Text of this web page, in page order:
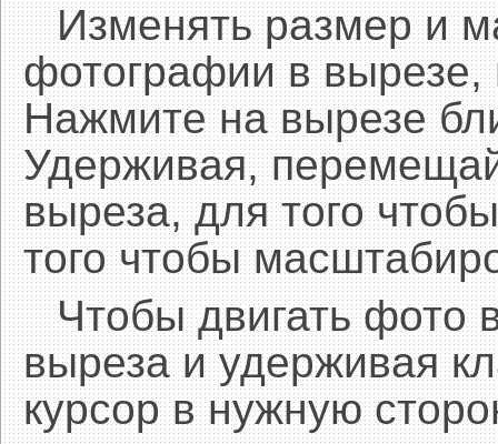
Изменять размер и
фотографии в
Нажмите на вырезе
Удерживая,
выреза, для того
того чтобы
Чтобы двигать фото
выреза и удерживая
курсор в нужную